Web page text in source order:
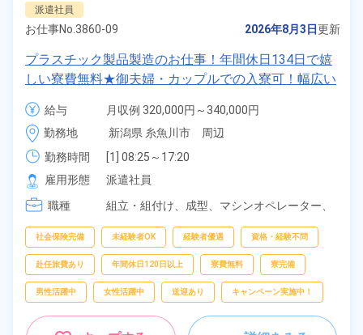
派遣社員
お仕事No. 3860-09 2026年8月3日更新
プラスチック製品製造のお仕事！年間休日134日で嬉
しい寮費無料★御夫婦・カップルでの入寮可！幅広い
年齢の男女活躍中！高時給1,400円！マイカー・バイ
ク・自転車通勤可！寮から無料送迎もあり！正社員登
用制度あり！《新潟県糸魚川市》
給与
月収例 320,000円～340,000円
時給 1,400円～1,400円
勤務地
新潟県 糸魚川市　周辺
勤務時間
[1] 08:25～17:20
[2] 20:30～05:45
雇用形態
派遣社員
職種
組立・組付け、 成型、 マシンオペレーター、
梱包
社会保険完備 未経験者OK 経験者優遇 資格・経験不問
赴任旅費あり 年間休日120日以上 寮費無料 寮完備
男性活躍中 女性活躍中 送迎あり キャンペーン実施中！